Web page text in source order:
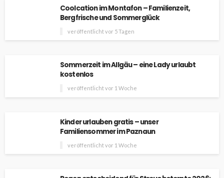
Coolcation im Montafon – Familienzeit,
Bergfrische und Sommerglück
veröffentlicht vor 5 Tagen
Sommerzeit im Allgäu – eine Lady urlaubt
kostenlos
veröffentlicht vor 1 Woche
Kinder urlauben gratis – unser
Familiensommer im Paznaun
veröffentlicht vor 1 Woche